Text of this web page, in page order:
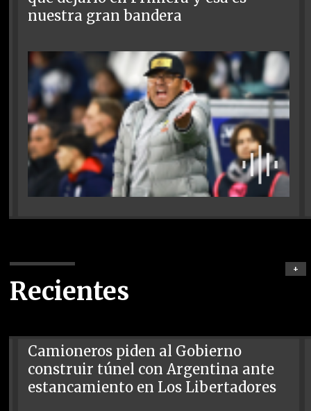
nuestra gran bandera
Recientes
+
Camioneros piden al Gobierno
construir túnel con Argentina ante
estancamiento en Los Libertadores